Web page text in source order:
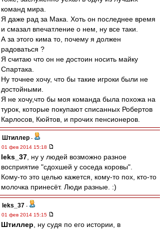
команд мира.
Я даже рад за Мака. Хоть он последнее время
и смазал впечатление о нем, ну все таки.
А за этого кима то, почему я должен
радоваться ?
Я считаю что он не достоин носить майку
Спартака.
Ну точнее хочу, что бы такие игроки были не
достойными.
Я не хочу,что бы моя команда была похожа на
турок, которые покупают списанных Робертов
Карлосов, Кюйтов, и прочих пенсионеров.
Штиллер -
01 фев 2014 15:18
leks_37 , ну у людей возможно разное
восприятие "сдохшей у соседа коровы".
Кому-то это целью кажется, кому-то пох, кто-то
молочка принесёт. Люди разные. :)
leks_37 -
01 фев 2014 15:15
Штиллер , ну судя по его истории, в